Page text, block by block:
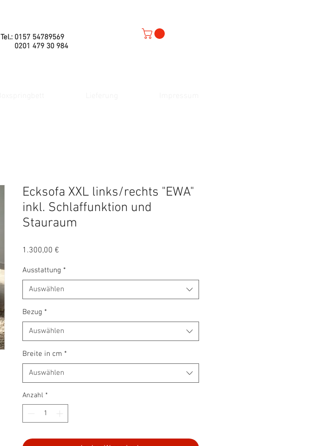
Tel.: 0157 54789569
0201 479 30 984
Ecksofa XXL links/rechts "EWA"
inkl. Schlaffunktion und
Stauraum
1.300,00 €
Ausstattung *
Auswählen
Bezug *
Auswählen
Breite in cm *
Auswählen
Anzahl *